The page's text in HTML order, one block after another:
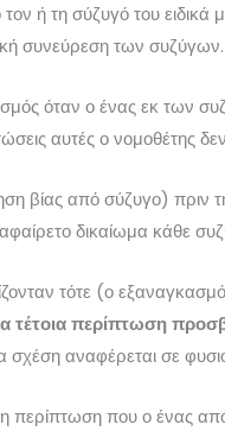
ή τη σύζυγό του
συνεύρεση των συζύγων.
όταν ο ένας εκ των
αυτές ο νομοθέτης
βίας από σύζυγο)
δικαίωμα κάθε
τότε (ο
τέτοια περίπτωση
σχέση αναφέρεται σε
περίπτωση που ο ένας